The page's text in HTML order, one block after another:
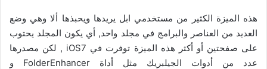
هذه الميزة الكثير من مستخدمي ابل يريدها ويحبذها ألا وهي وضع
العديد من العناصر والبرامج في مجلد واحد, أي يكون المجلد يحتوب
على صفحتين أو أكثر هذه الميزة توفرت في iOS7 , لكن مصدرها
عدد من أدوات الجيلبريك مثل أداة FolderEnhancer و